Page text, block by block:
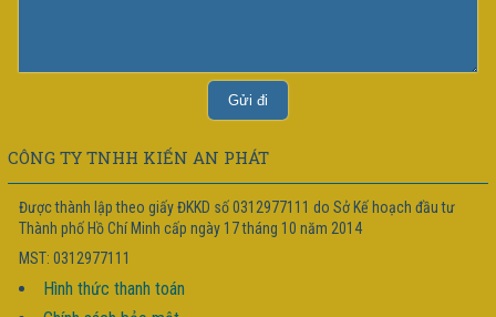
CÔNG TY TNHH KIẾN AN PHÁT
Được thành lập theo giấy ĐKKD số 0312977111 do Sở Kế hoạch đầu tư
Thành phố Hồ Chí Minh cấp ngày 17 tháng 10 năm 2014
MST: 0312977111
Hình thức thanh toán